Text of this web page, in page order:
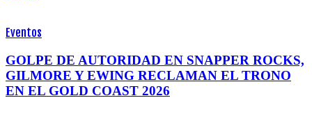
Eventos
GOLPE DE AUTORIDAD EN SNAPPER ROCKS,
GILMORE Y EWING RECLAMAN EL TRONO
EN EL GOLD COAST 2026